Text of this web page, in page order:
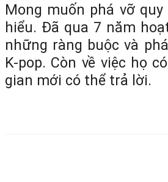
Mong muốn phá vỡ
hiểu. Đã qua 7 năm
những ràng buộc và
K-pop. Còn về việc họ
gian mới có thể trả lời.